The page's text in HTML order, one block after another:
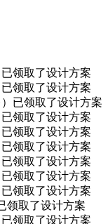
领取了设计方案
领取了设计方案
已领取了设计方案
领取了设计方案
领取了设计方案
领取了设计方案
领取了设计方案
领取了设计方案
领取了设计方案
领取了设计方案
领取了设计方案